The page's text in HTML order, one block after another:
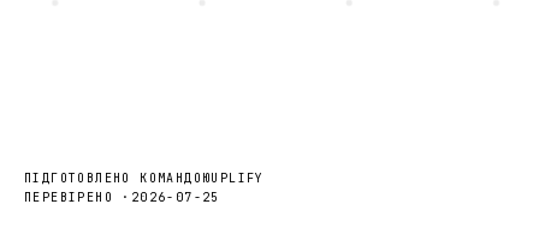
ПІДГОТОВЛЕНО КОМАНДОЮUPLIFY
ПЕРЕВІРЕНО · 2026-07-25